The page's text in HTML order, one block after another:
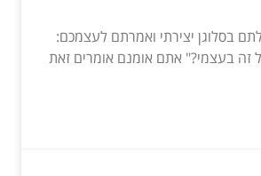
בסלוגן יצירתי ואמרתם לעצמכם:
זה בעצמי?" אתם אומנם אומרים זאת